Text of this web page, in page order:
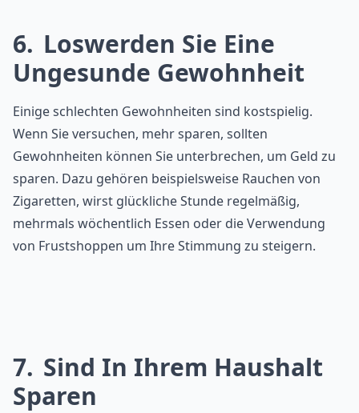
6 Loswerden Sie Eine
Ungesunde Gewohnheit
Einige schlechten Gewohnheiten sind kostspielig.
Wenn Sie versuchen, mehr sparen, sollten
Gewohnheiten können Sie unterbrechen, um Geld zu
sparen. Dazu gehören beispielsweise Rauchen von
Zigaretten, wirst glückliche Stunde regelmäßig,
mehrmals wöchentlich Essen oder die Verwendung
von Frustshoppen um Ihre Stimmung zu steigern.
7 Sind In Ihrem Haushalt
Sparen